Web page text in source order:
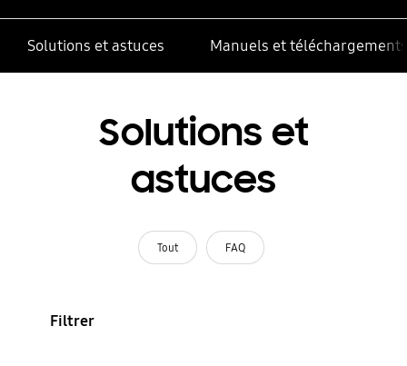
Solutions et astuces Manuels et téléchargements
Solutions et
astuces
Tout FAQ
Filtrer